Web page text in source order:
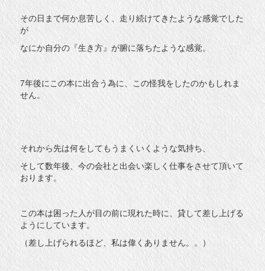
その日まで何か息苦しく、走り続けてきたような感覚でした
が
なにか自分の『生き方』が腑に落ちたような感覚。
7年後にこの本に出合う為に、この怪我をしたのかもしれま
せん。
それから先は何をしてもうまくいくような気持ち、
そして数年後、今の会社と出会い楽しく仕事をさせて頂いて
おります。
この本は困った人が目の前に現れた時に、貸して差し上げる
ようにしています。
（差し上げられるほど、私は偉くありません。。）